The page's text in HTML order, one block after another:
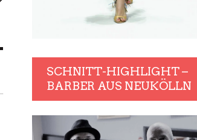
SCHNITT-HIGHLIGHT –
BARBER AUS NEUKÖLLN